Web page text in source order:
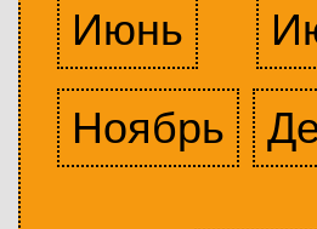
Июнь
Ноябрь